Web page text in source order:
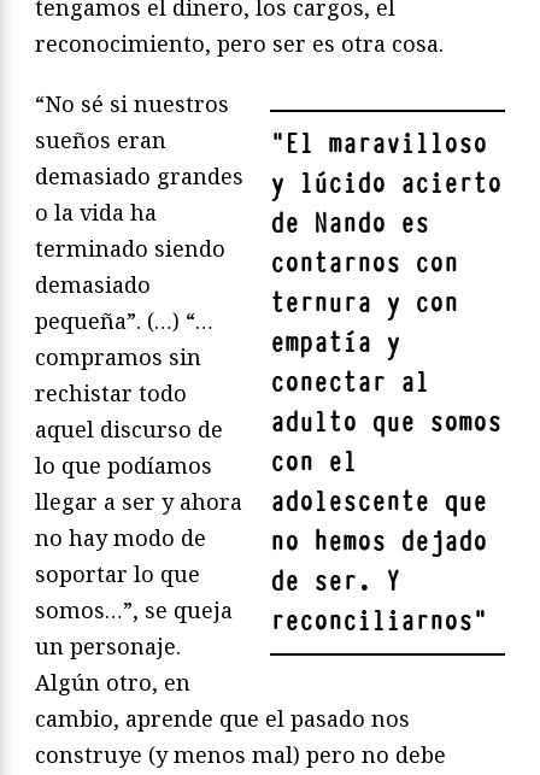
tengamos el dinero, los cargos, el
reconocimiento, pero ser es otra cosa.
"El maravilloso
y lúcido acierto
de Nando es
contarnos con
ternura y con
empatía y
conectar al
adulto que somos
con el
adolescente que
no hemos dejado
de ser. Y
reconciliarnos"
“No sé si nuestros
sueños eran
demasiado grandes
o la vida ha
terminado siendo
demasiado
pequeña”. (…) “…
compramos sin
rechistar todo
aquel discurso de
lo que podíamos
llegar a ser y ahora
no hay modo de
soportar lo que
somos…”, se queja
un personaje.
Algún otro, en
cambio, aprende que el pasado nos
construye (y menos mal) pero no debe